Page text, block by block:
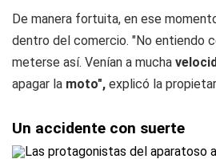
De manera fortuita, en ese
dentro del comercio. "No entiendo
meterse así. Venían a mucha
apagar la moto", explicó la
Un accidente con suerte